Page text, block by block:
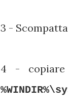
3 -
4 -